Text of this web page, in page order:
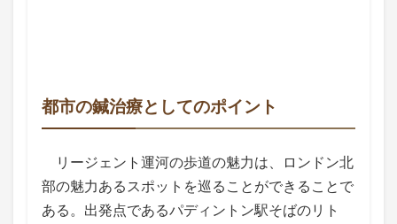
都市の鍼治療としてのポイント
リージェント運河の歩道の魅力は、ロンドン北
部の魅力あるスポットを巡ることができることで
ある。出発点であるパディントン駅そばのリト